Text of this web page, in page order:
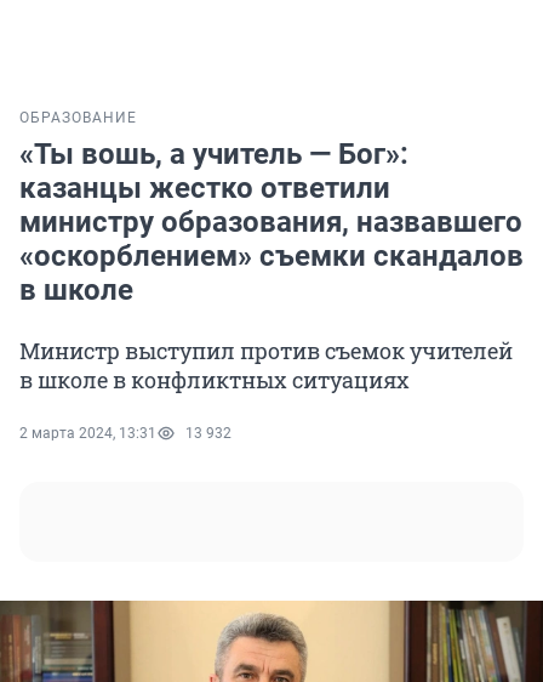
ОБРАЗОВАНИЕ
«Ты вошь, а учитель — Бог»:
казанцы жестко ответили
министру образования, назвавшего
«оскорблением» съемки скандалов
в школе
Министр выступил против съемок учителей
в школе в конфликтных ситуациях
2 марта 2024, 13:31 13 932